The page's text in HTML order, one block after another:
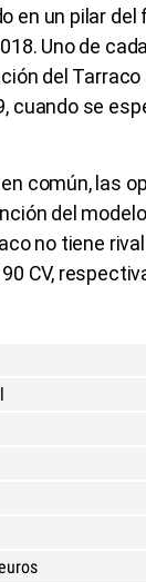
en un pilar
Uno de
del
cuando se
común, las
del
no tiene
CV,